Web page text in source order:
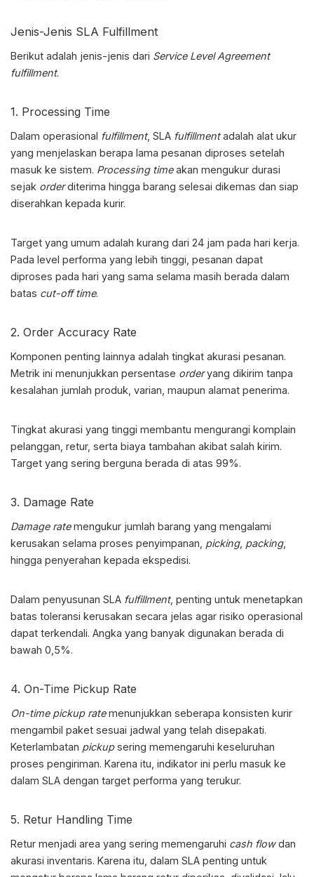
Jenis-Jenis SLA Fulfillment
Berikut adalah jenis-jenis dari Service Level Agreement
fulfillment.
1. Processing Time
Dalam operasional fulfillment, SLA fulfillmentadalah alat ukur
yang menjelaskan berapa lama pesanan diproses setelah
masuk ke sistem. Processing timeakan mengukur durasi
sejak orderditerima hingga barang selesai dikemas dan siap
diserahkan kepada kurir.
Target yang umum adalah kurang dari 24 jam pada hari kerja.
Pada level performa yang lebih tinggi, pesanan dapat
diproses pada hari yang sama selama masih berada dalam
batas cut-off time.
2. Order Accuracy Rate
Komponen penting lainnya adalah tingkat akurasi pesanan.
Metrik ini menunjukkan persentase orderyang dikirim tanpa
kesalahan jumlah produk, varian, maupun alamat penerima.
Tingkat akurasi yang tinggi membantu mengurangi komplain
pelanggan, retur, serta biaya tambahan akibat salah kirim.
Target yang sering berguna berada di atas 99%.
3. Damage Rate
Damage ratemengukur jumlah barang yang mengalami
kerusakan selama proses penyimpanan, picking, packing,
hingga penyerahan kepada ekspedisi.
Dalam penyusunan SLA fulfillment, penting untuk menetapkan
batas toleransi kerusakan secara jelas agar risiko operasional
dapat terkendali. Angka yang banyak digunakan berada di
bawah 0,5%.
4. On-Time Pickup Rate
On-time pickup ratemenunjukkan seberapa konsisten kurir
mengambil paket sesuai jadwal yang telah disepakati.
Keterlambatan pickupsering memengaruhi keseluruhan
proses pengiriman. Karena itu, indikator ini perlu masuk ke
dalam SLA dengan target performa yang terukur.
5. Retur Handling Time
Retur menjadi area yang sering memengaruhi cash flowdan
akurasi inventaris. Karena itu, dalam SLA penting untuk